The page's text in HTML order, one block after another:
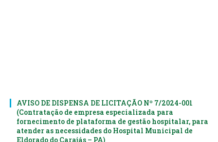
AVISO DE DISPENSA DE LICITAÇÃO Nº 7/2024-001
(Contratação de empresa especializada para
fornecimento de plataforma de gestão hospitalar, para
atender as necessidades do Hospital Municipal de
Eldorado do Carajás – PA)